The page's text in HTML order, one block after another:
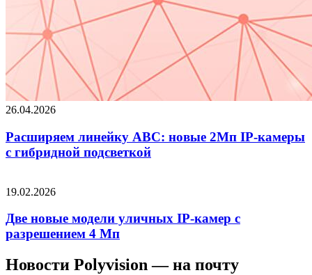
26.04.2026
Расширяем линейку ABC: новые 2Мп IP-камеры
c гибридной подсветкой
19.02.2026
Две новые модели уличных IP-камер с
разрешением 4 Мп
Новости Polyvision — на почту